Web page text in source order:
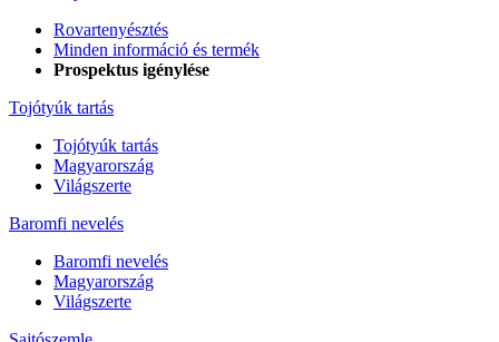
Rovartenyésztés
Minden információ és termék
Prospektus igénylése
Tojótyúk tartás
Tojótyúk tartás
Magyarország
Világszerte
Baromfi nevelés
Baromfi nevelés
Magyarország
Világszerte